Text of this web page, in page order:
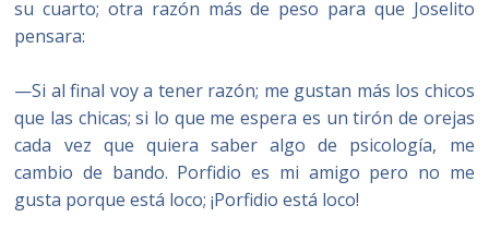
su cuarto; otra razón más de peso para que Joselito
pensara:
—Si al final voy a tener razón; me gustan más los chicos
que las chicas; si lo que me espera es un tirón de orejas
cada vez que quiera saber algo de psicología, me
cambio de bando. Porfidio es mi amigo pero no me
gusta porque está loco; ¡Porfidio está loco!